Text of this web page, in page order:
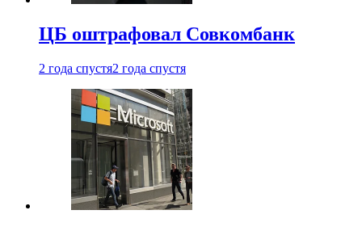
ЦБ оштрафовал Совкомбанк
2 года спустя2 года спустя